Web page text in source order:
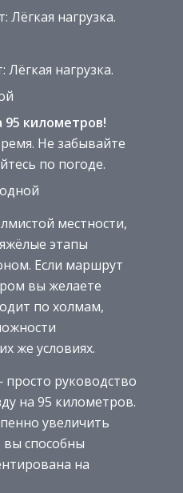
нагрузка.
нагрузка.
95 километров!
Не забывайте
по погоде.
местности,
этапы
Если маршрут
вы желаете
по холмам,
же условиях.
руководство
на 95 километров.
увеличить
способны
на